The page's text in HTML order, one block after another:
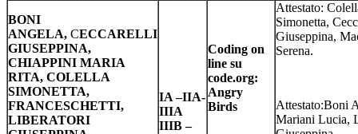
BONI
ANGELA, CECCARELLI
GIUSEPPINA,
CHIAPPINI MARIA
RITA, COLELLA
SIMONETTA,
FRANCESCHETTI,
LIBERATORI
IA –IIA-
IIIA
IIIB –
Coding on
line su
code.org:
Angry
Birds
Attestato:
Simonetta,
Giuseppina,
Serena.
Attestato:Boni
Mariani Lucia,